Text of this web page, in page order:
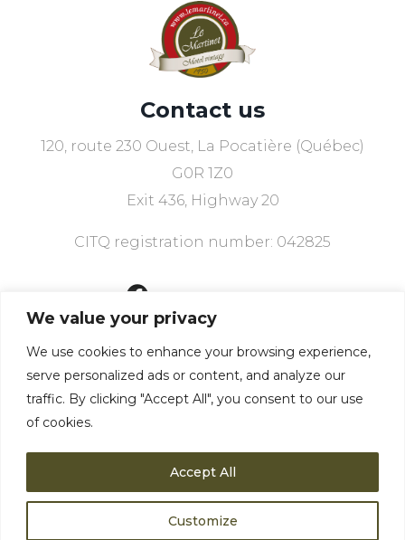
We value your privacy
We use cookies to enhance your browsing experience,
serve personalized ads or content, and analyze our
traffic. By clicking "Accept All", you consent to our use
of cookies.
Customize
Accept All
Contact us
120, route 230 Ouest, La Pocatière (Québec)
G0R 1Z0
Exit 436, Highway 20
CITQ registration number: 042825
We have what you
need
©2024 Motel Le MartinetPrivacy policy